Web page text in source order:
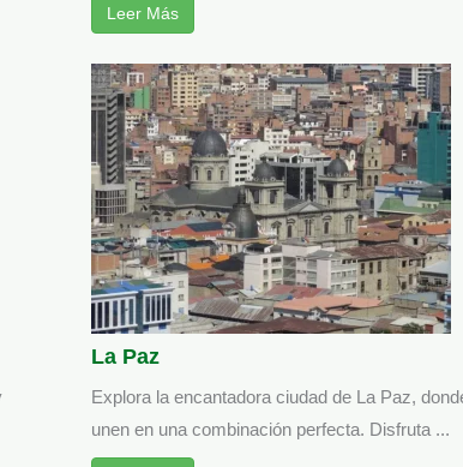
Leer Más
La Paz
Explora la encantadora ciudad de La Paz,
unen en una combinación perfecta. Disfruta ...